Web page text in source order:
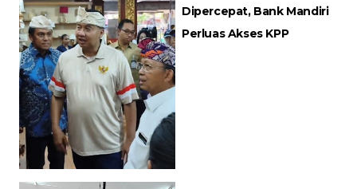
Dipercepat, Bank Mandiri
Perluas Akses KPP